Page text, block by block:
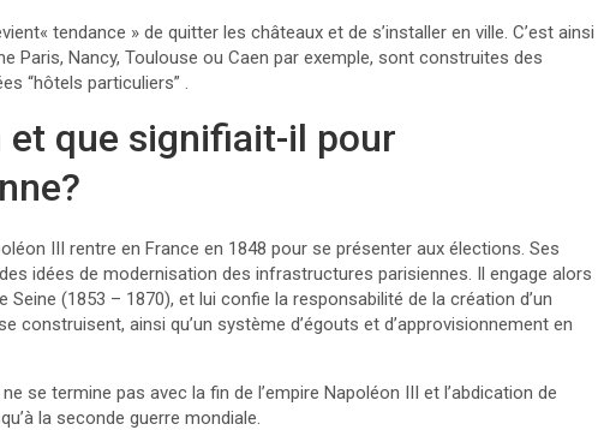
tendance » de quitter les châteaux et de s’installer en ville. C’est ainsi
Paris, Nancy, Toulouse ou Caen par exemple, sont construites des
“hôtels particuliers” .
et que signifiait-il pour
III rentre en France en 1848 pour se présenter aux élections. Ses
idées de modernisation des infrastructures parisiennes. Il engage alors
(1853 – 1870), et lui confie la responsabilité de la création d’un
construisent, ainsi qu’un système d’égouts et d’approvisionnement en
se termine pas avec la fin de l’empire Napoléon III et l’abdication de
la seconde guerre mondiale.